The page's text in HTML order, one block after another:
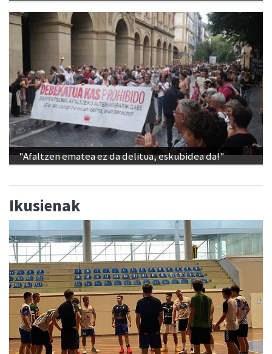
"Afaltzen ematea ez da delitua, eskubidea da!"
Ikusienak